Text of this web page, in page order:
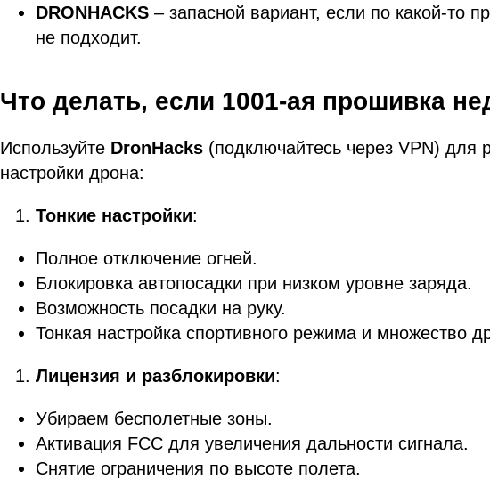
DRONHACKS – запасной вариант, если по какой-то
не подходит.
Что делать, если 1001-ая прошивка
Используйте DronHacks (подключайтесь через VPN) для
настройки дрона:
Тонкие настройки:
Полное отключение огней.
Блокировка автопосадки при низком уровне заряда.
Возможность посадки на руку.
Тонкая настройка спортивного режима и множество
Лицензия и разблокировки:
Убираем бесполетные зоны.
Активация FCC для увеличения дальности сигнала.
Снятие ограничения по высоте полета.